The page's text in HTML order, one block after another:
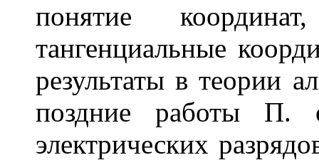
понятие
тангенциальные
результаты в теории
поздние работы П.
электрических